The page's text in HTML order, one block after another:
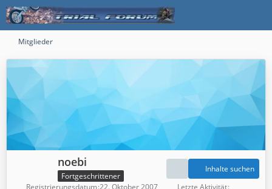
Mitglieder
noebi
Fortgeschrittener
Inhalte suchen
Registrierungsdatum 22. Oktober 2007
Letzte Aktivität